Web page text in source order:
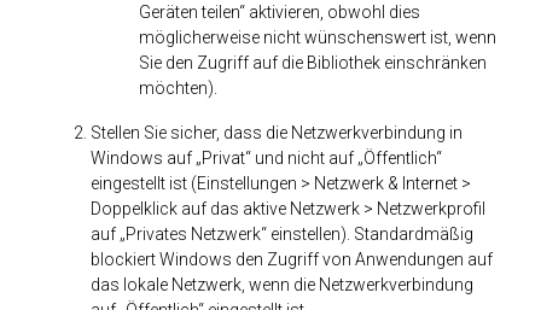
Geräten teilen“ aktivieren, obwohl dies
möglicherweise nicht wünschenswert ist, wenn
Sie den Zugriff auf die Bibliothek einschränken
möchten).
Stellen Sie sicher, dass die Netzwerkverbindung in
Windows auf „Privat“ und nicht auf „Öffentlich“
eingestellt ist (Einstellungen > Netzwerk & Internet >
Doppelklick auf das aktive Netzwerk > Netzwerkprofil
auf „Privates Netzwerk“ einstellen). Standardmäßig
blockiert Windows den Zugriff von Anwendungen auf
das lokale Netzwerk, wenn die Netzwerkverbindung